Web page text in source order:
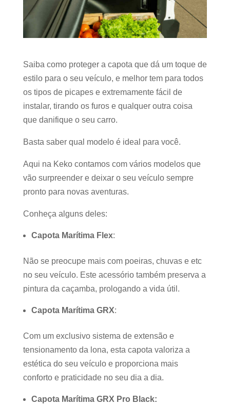
Saiba como proteger a capota que dá um toque de
estilo para o seu veículo, e melhor tem para todos
os tipos de picapes e extremamente fácil de
instalar, tirando os furos e qualquer outra coisa
que danifique o seu carro.
Basta saber qual modelo é ideal para você.
Aqui na Keko contamos com vários modelos que
vão surpreender e deixar o seu veículo sempre
pronto para novas aventuras.
Conheça alguns deles:
Capota Marítima Flex:
Não se preocupe mais com poeiras, chuvas e etc
no seu veículo. Este acessório também preserva a
pintura da caçamba, prologando a vida útil.
Capota Marítima GRX:
Com um exclusivo sistema de extensão e
tensionamento da lona, esta capota valoriza a
estética do seu veículo e proporciona mais
conforto e praticidade no seu dia a dia.
Capota Marítima GRX Pro Black: